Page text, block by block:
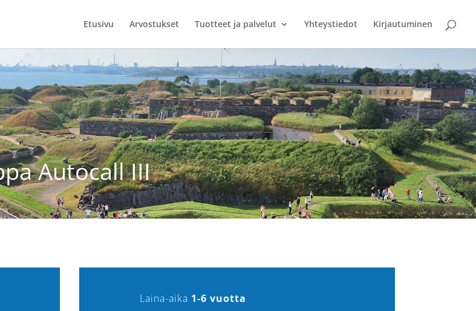
Etusivu Arvostukset Tuotteet ja palvelut Yhteystiedot Kirjautuminen
Autocall III
Laina-aika 1-6 vuotta